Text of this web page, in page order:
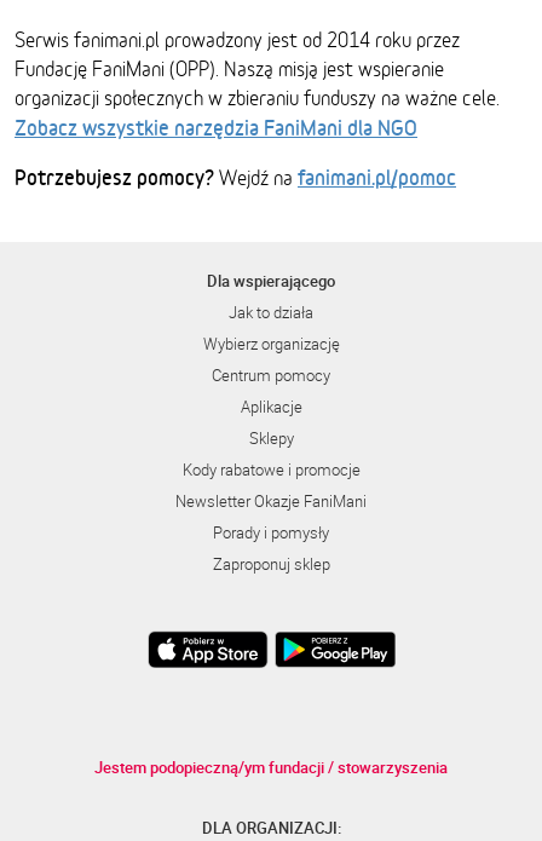
Serwis fanimani.pl prowadzony jest od 2014 roku przez
Fundację FaniMani (OPP). Naszą misją jest wspieranie
organizacji społecznych w zbieraniu funduszy na ważne cele.
Zobacz wszystkie narzędzia FaniMani dla NGO
Potrzebujesz pomocy? Wejdź na fanimani.pl/pomoc
Dla wspierającego
Jak to działa
Wybierz organizację
Centrum pomocy
Aplikacje
Sklepy
Kody rabatowe i promocje
Newsletter Okazje FaniMani
Porady i pomysły
Zaproponuj sklep
Jestem podopieczną/ym fundacji / stowarzyszenia
DLA ORGANIZACJI: